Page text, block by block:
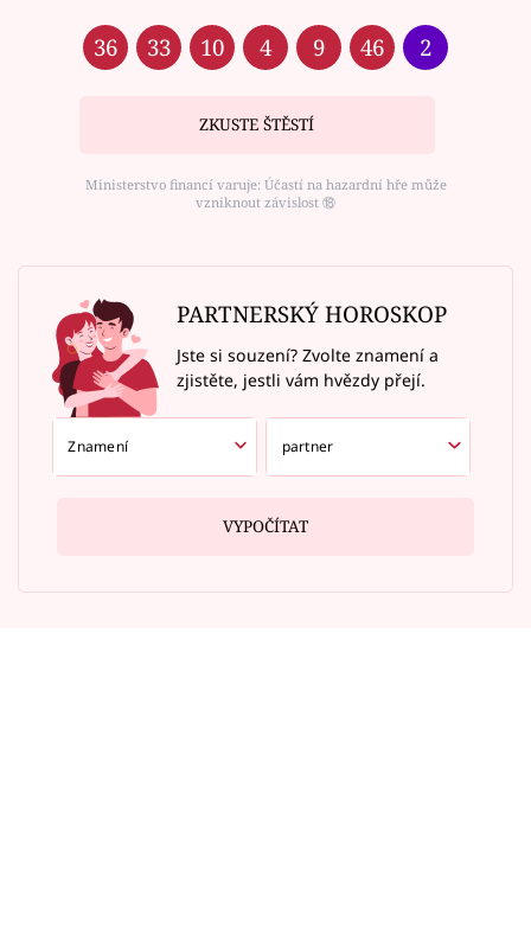
36 33 10 4 9 46 2
ZKUSTE ŠTĚSTÍ
Ministerstvo financí varuje: Účastí na hazardní hře může
vzniknout závislost ⑱
PARTNERSKÝ HOROSKOP
Jste si souzení? Zvolte znamení a
zjistěte, jestli vám hvězdy přejí.
VYPOČÍTAT